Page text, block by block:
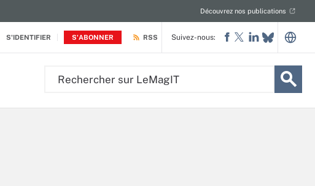
S'IDENTIFIER S'ABONNER
Découvrez nos publications
RSS Suivez-nous: